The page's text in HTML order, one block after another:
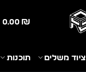
0.00 ₪
ציוד משלים תוכנות